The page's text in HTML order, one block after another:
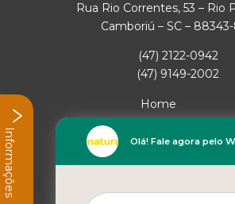
Rua Rio Correntes, 53 – Rio
Camboriú – SC –
(47) 2122-0942
(47) 9149-2002
Home
Empresa
Missão
Mapa do site
Olá! Fale agora pelo
Informações